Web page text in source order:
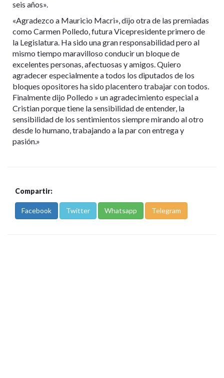
seis años».
«Agradezco a Mauricio Macri», dijo otra de las premiadas
como Carmen Polledo, futura Vicepresidente primero de
la Legislatura. Ha sido una gran responsabilidad pero al
mismo tiempo maravilloso conducir un bloque de
excelentes personas, afectuosas y amigos. Quiero
agradecer especialmente a todos los diputados de los
bloques opositores ha sido placentero trabajar con todos.
Finalmente dijo Polledo » un agradecimiento especial a
Cristian porque tiene la sensibilidad de entender, la
sensibilidad de los sentimientos siempre mirando al otro
desde lo humano, trabajando a la par con entrega y
pasión.»
Compartir:
Facebook Twitter Whatsapp Telegram